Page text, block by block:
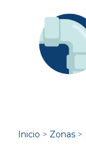
Inicio > Zonas >